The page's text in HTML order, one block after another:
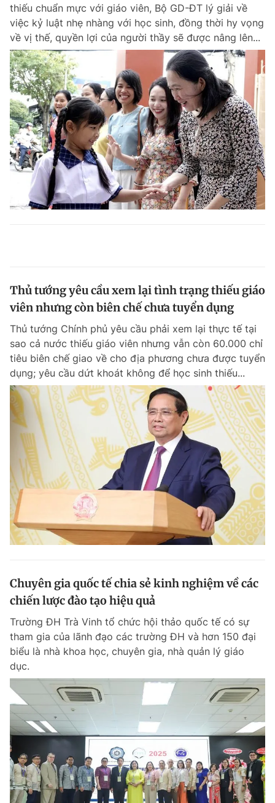
thiếu chuẩn mực với giáo viên, Bộ GD-ĐT lý giải về
việc kỷ luật nhẹ nhàng với học sinh, đồng thời hy vọng
về vị thế, quyền lợi của người thầy sẽ được nâng lên...
Thủ tướng yêu cầu xem lại tình trạng thiếu giáo
viên nhưng còn biên chế chưa tuyển dụng
Thủ tướng Chính phủ yêu cầu phải xem lại thực tế tại
sao cả nước thiếu giáo viên nhưng vẫn còn 60.000 chỉ
tiêu biên chế giao về cho địa phương chưa được tuyển
dụng; yêu cầu dứt khoát không để học sinh thiếu...
Chuyên gia quốc tế chia sẻ kinh nghiệm về các
chiến lược đào tạo hiệu quả
Trường ĐH Trà Vinh tổ chức hội thảo quốc tế có sự
tham gia của lãnh đạo các trường ĐH và hơn 150 đại
biểu là nhà khoa học, chuyên gia, nhà quản lý giáo
dục.